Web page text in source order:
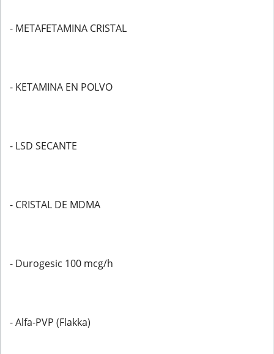
- METAFETAMINA CRISTAL
- KETAMINA EN POLVO
- LSD SECANTE
- CRISTAL DE MDMA
- Durogesic 100 mcg/h
- Alfa-PVP (Flakka)